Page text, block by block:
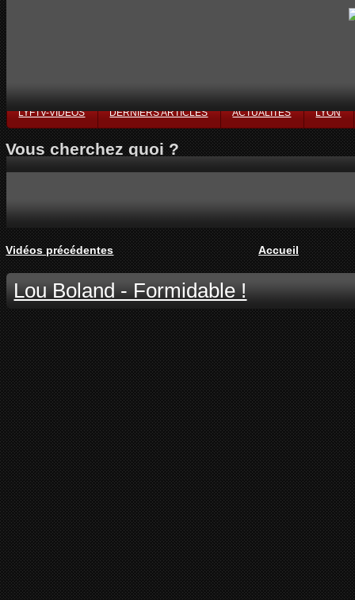
LYFTV-VIDÉOS DERNIERS ARTICLES ACTUALITÉS LYON
Vous cherchez quoi ?
Vidéos précédentes Accueil
Lou Boland - Formidable !